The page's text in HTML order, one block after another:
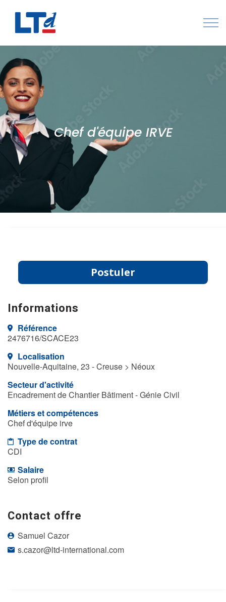
Numéro Vert : 0805 034 036
Qui sommes-nous
Rejoignez LTd
Contactez-nousChef d'équipe IRVE
Postuler
Informations
Référence
2476716/SCACE23
Localisation
Nouvelle-Aquitaine, 23 - Creuse > Néoux
Secteur d'activité
Encadrement de Chantier Bâtiment - Génie Civil
Métiers et compétences
Chef d'équipe irve
Type de contrat
CDI
Salaire
Selon profil
Contact offre
Samuel Cazor
s.cazor@ltd-international.com